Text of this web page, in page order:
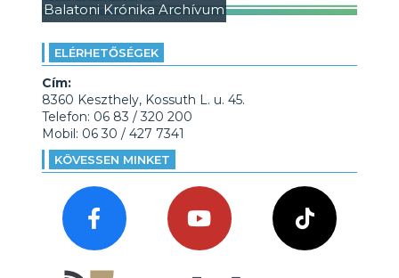
Balatoni Krónika Archívum
ELÉRHETŐSÉGEK
Cím:
8360 Keszthely, Kossuth L. u. 45.
Telefon: 06 83 / 320 200
Mobil: 06 30 / 427 7341
KÖVESSEN MINKET